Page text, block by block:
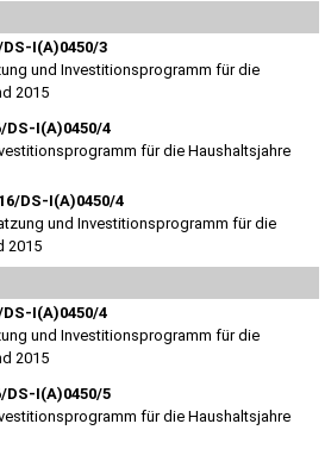
DS-I(A)0450/3
und Investitionsprogramm für die
2015
DS-I(A)0450/4
für die Haushaltsjahre
DS-I(A)0450/4
und Investitionsprogramm für die
2015
DS-I(A)0450/4
und Investitionsprogramm für die
2015
DS-I(A)0450/5
für die Haushaltsjahre